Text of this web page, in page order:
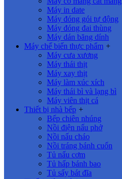
Máy in date
Máy đóng gói tự động
Máy đóng đai thùng
Máy dán băng dính
Máy chế biến thực phẩm +
Máy cưa xương
Máy thái thịt
Máy xay thịt
Máy làm xúc xích
Máy thái bì và lạng bì
Máy viên thịt cá
Thiết bị nhà bếp +
Bếp chiên nhúng
Nồi điện nấu phở
Nồi nấu cháo
Nồi tráng bánh cuốn
Tủ nấu cơm
Tủ hấp bánh bao
Tủ sấy bát đĩa